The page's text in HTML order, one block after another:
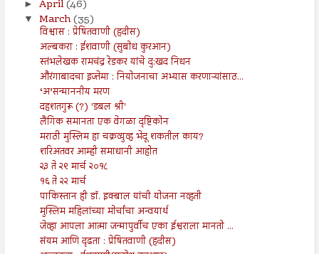
► April(46)
▼ March(35)
विश्वास : प्रेषितवाणी (हदीस)
अल्बकरा : ईशवाणी (सुबोध कुरआन)
स्तंभलेखक रामचंद्र रेडकर यांचे दु:खद निधन
औरंगाबादचा इज्तेमा : नियोजनाचा अभ्यास करणाऱ्यांसाठ...
‘अ’सन्माननीय मरण
दहशतगुरू (?) 'डबल श्री'
लैंगिक समानता एक वेगळा दृष्टिकोन
मराठी मुस्लिम हा चक्रव्युव्ह भेदू शकतील काय?
शरिअतवर आम्ही समाधानी आहोत
२३ ते २९ मार्च २०१८
१६ ते २२ मार्च
पाकिस्तान ही डॉ. इक्बाल यांची योजना नव्हती
मुस्लिम महिलांच्या मोर्चांचा अन्वयार्थ
जेव्हा आपला आत्मा जन्मापुर्वीच एका ईश्वराला मानतो ...
संयम आणि दृढता : प्रेषितवाणी (हदीस)